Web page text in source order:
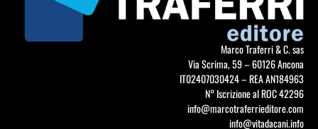
Marco Traferri & C. sas
Via Scrima, 59 – 60126 Ancona
IT02407030424 – REA AN184963
N° Iscrizione al ROC 42296
info@marcotraferrieditore.com
info@vitadacani.info